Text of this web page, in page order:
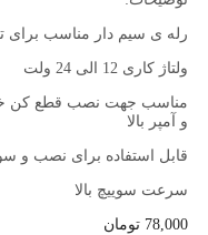
رله ی سیم دار مناسب برای
ولتاژ کاری 12 الی 24 ولت
مناسب جهت نصب قطع کن
و آمپر بالا
قابل استفاده برای نصب و
سرعت سوییچ بالا
78,000 تومان